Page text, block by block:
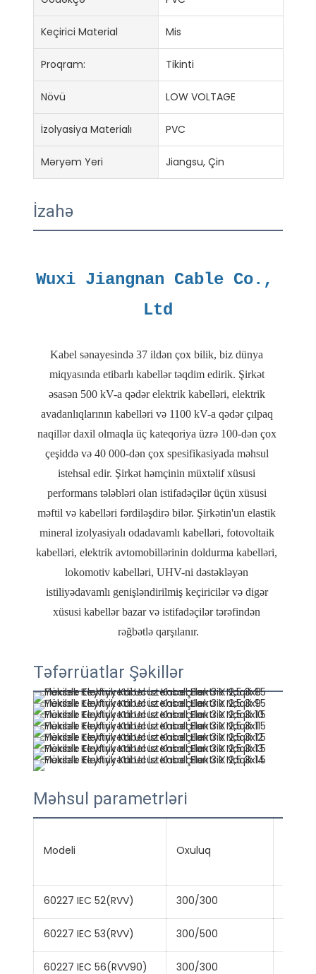
Keçirici Material Mis
Proqram: Tikinti
Növü LOW VOLTAGE
İzolyasiya Materialı PVC
Məryəm Yeri Jiangsu, Çin
İzahə
Wuxi Jiangnan Cable Co.,
Kabel sənayesində 37 ildən çox bilik, biz dünya
miqyasında etibarlı kabellər təqdim edirik. Şirkət
əsasən 500 kV-a qədər elektrik kabelləri, elektrik
avadanlıqlarının kabelləri və 1100 kV-a qədər çılpaq
naqillər daxil olmaqla üç kateqoriya üzrə 100-dən çox
çeşiddə və 40 000-dən çox spesifikasiyada məhsul
istehsal edir. Şirkət həmçinin müxtəlif xüsusi
performans tələbləri olan istifadəçilər üçün xüsusi
məftil və kabelləri fərdiləşdirə bilər. Şirkətin'un elastik
mineral izolyasiyalı odadavamlı kabelləri, fotovoltaik
kabelləri, elektrik avtomobillərinin doldurma kabelləri,
lokomotiv kabelləri, UHV-ni dəstəkləyən
istiliyədavamlı genişləndirilmiş keçiricilər və digər
xüsusi kabellər bazar və istifadəçilər tərəfindən
Təfərrüatlar Şəkillər
Məhsul parametrləri
Modeli Oxuluq
60227 IEC 52(RVV) 300/300
60227 IEC 53(RVV) 300/500
60227 IEC 56(RVV90) 300/300